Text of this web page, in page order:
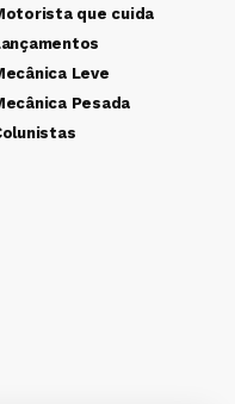
que cuida
Leve
Pesada